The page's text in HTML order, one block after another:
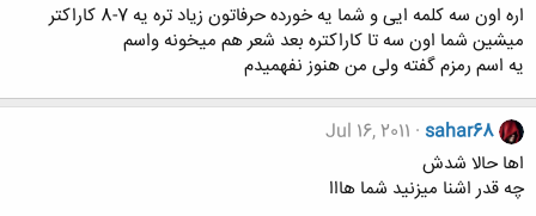
اره اون سه کلمه ایی و شما یه خورده حرفاتون زیاد تره یه 7-8 کاراکتر
میشین شما اون سه تا کاراکتره بعد شعر هم میخونه واسم
یه اسم رمزم گفته ولی من هنوز نفهمیدم
sahar68
Jul 16, 2011
اها حالا شدش
چه قدر اشنا میزنید شما هااا